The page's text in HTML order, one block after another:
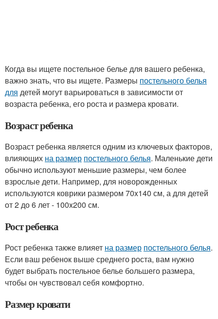
Когда вы ищете постельное белье для вашего ребенка,
важно знать, что вы ищете. Размеры постельного белья
для детей могут варьироваться в зависимости от
возраста ребенка, его роста и размера кровати.
Возраст ребенка
Возраст ребенка является одним из ключевых факторов,
влияющих на размер постельного белья. Маленькие дети
обычно используют меньшие размеры, чем более
взрослые дети. Например, для новорожденных
используются коврики размером 70x140 см, а для детей
от 2 до 6 лет - 100x200 см.
Рост ребенка
Рост ребенка также влияет на размер постельного белья.
Если ваш ребенок выше среднего роста, вам нужно
будет выбрать постельное белье большего размера,
чтобы он чувствовал себя комфортно.
Размер кровати